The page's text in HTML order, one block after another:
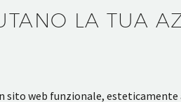
LA TUA
sito web funzionale,